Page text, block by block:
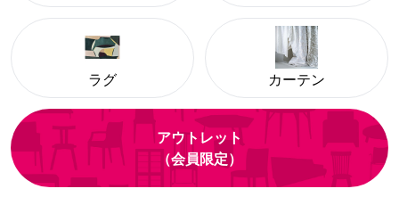
ラグ カーテン
アウトレット
（会員限定）